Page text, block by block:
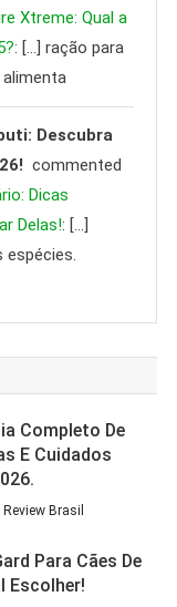
Xtreme: Qual a
: […] ração para
Descubra
commented
Dicas
Delas!: […]
espécies.
Completo De
E Cuidados
Review Brasil
Para Cães De
Escolher!